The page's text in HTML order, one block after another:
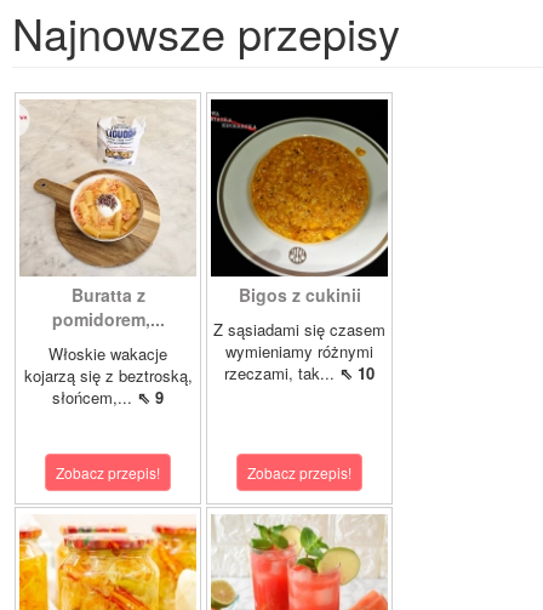
Najnowsze przepisy
Buratta z
pomidorem,...
Włoskie wakacje
kojarzą się z beztroską,
słońcem,... ⇖ 9
Zobacz przepis!
Bigos z cukinii
Z sąsiadami się czasem
wymieniamy różnymi
rzeczami, tak... ⇖ 10
Zobacz przepis!